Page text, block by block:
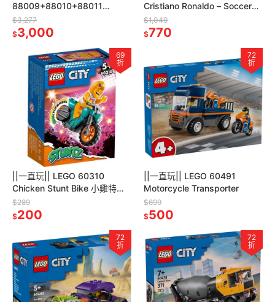
88009+88010+88011
Powered-up （10361、
60509）
$3,277
$3,000
Cristiano Ronaldo – Soccer
Highlights
$1,049
$770
69
折
||一直玩|| LEGO 60310
Chicken Stunt Bike 小雞特技
摩托車
$289
$200
72
折
||一直玩|| LEGO 60491
Motorcycle Transporter
$699
$500
72
折
72
折